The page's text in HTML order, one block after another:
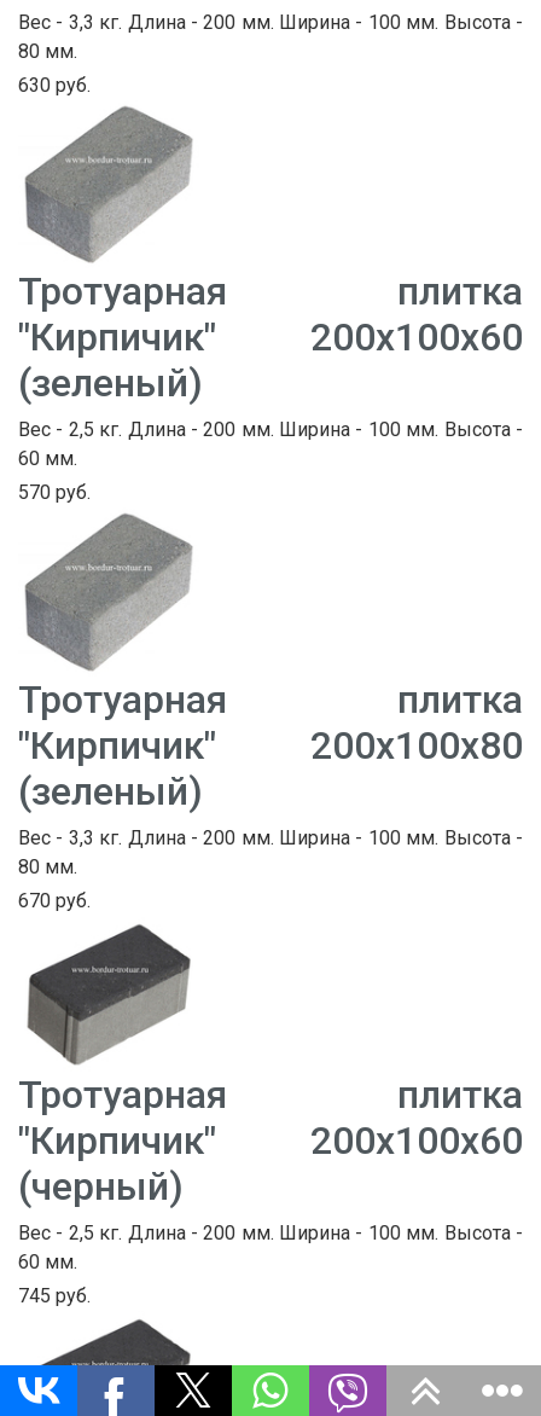
Вес - 3,3 кг. Длина - 200 мм. Ширина - 100 мм. Высота -
80 мм.
630 руб.
Тротуарная плитка
"Кирпичик" 200х100х60
(зеленый)
Вес - 2,5 кг. Длина - 200 мм. Ширина - 100 мм. Высота -
60 мм.
570 руб.
Тротуарная плитка
"Кирпичик" 200х100х80
(зеленый)
Вес - 3,3 кг. Длина - 200 мм. Ширина - 100 мм. Высота -
80 мм.
670 руб.
Тротуарная плитка
"Кирпичик" 200х100х60
(черный)
Вес - 2,5 кг. Длина - 200 мм. Ширина - 100 мм. Высота -
60 мм.
745 руб.